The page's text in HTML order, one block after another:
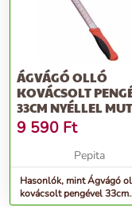
ÁGVÁGÓ OLLÓ
KOVÁCSOLT
33CM NYÉLLEL
9 590 Ft
Pepita
Hasonlók, mint Ágvágó
kovácsolt pengével 33cm